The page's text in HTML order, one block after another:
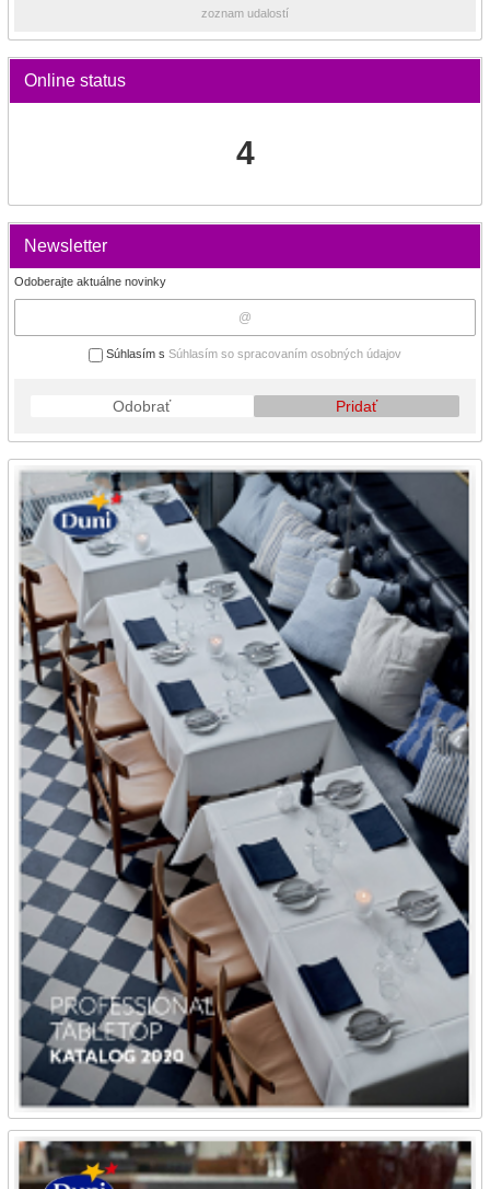
zoznam udalostí
Online status
4
Newsletter
Odoberajte aktuálne novinky
Súhlasím s Súhlasím so spracovaním osobných údajov
Odobrať Pridať